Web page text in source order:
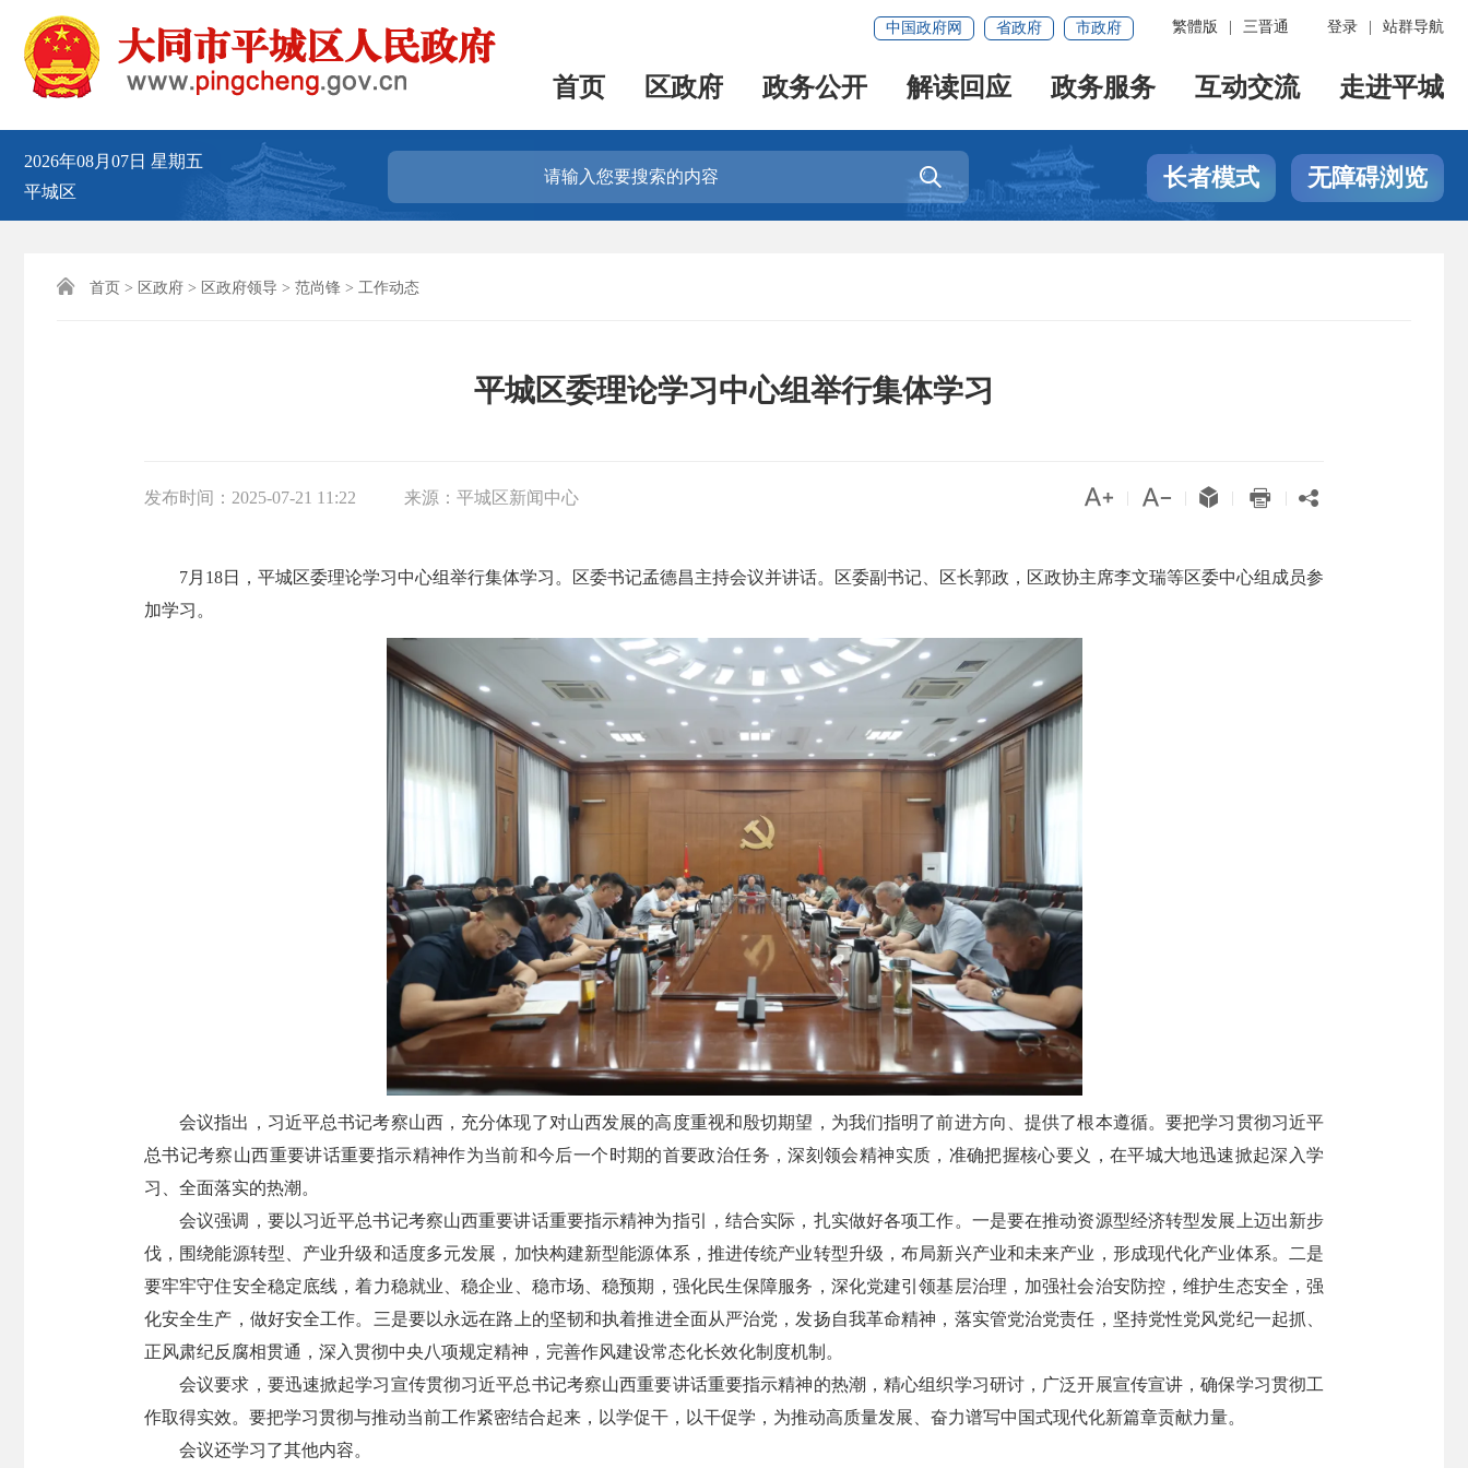
登录 站群导航
繁體版 三晋通
中国政府网 省政府 市政府
首页 区政府 政务公开 解读回应 政务服务 互动交流 走进平城
2026年08月07日 星期五
平城区
 长者模式 无障碍浏览
 首页 > 区政府 > 区政府领导 > 范尚锋 > 工作动态
平城区委理论学习中心组举行集体学习
发布时间： 2025-07-21 11:22 来源： 平城区新闻中心     
7月18日，平城区委理论学习中心组举行集体学习。区委书记孟德昌主持会议并讲话。区委副书记、区长郭政，区政协主席李文瑞等区委中心组成员参
加学习。
会议指出，习近平总书记考察山西，充分体现了对山西发展的高度重视和殷切期望，为我们指明了前进方向、提供了根本遵循。要把学习贯彻习近平
总书记考察山西重要讲话重要指示精神作为当前和今后一个时期的首要政治任务，深刻领会精神实质，准确把握核心要义，在平城大地迅速掀起深入学
习、全面落实的热潮。
会议强调，要以习近平总书记考察山西重要讲话重要指示精神为指引，结合实际，扎实做好各项工作。一是要在推动资源型经济转型发展上迈出新步
伐，围绕能源转型、产业升级和适度多元发展，加快构建新型能源体系，推进传统产业转型升级，布局新兴产业和未来产业，形成现代化产业体系。二是
要牢牢守住安全稳定底线，着力稳就业、稳企业、稳市场、稳预期，强化民生保障服务，深化党建引领基层治理，加强社会治安防控，维护生态安全，强
化安全生产，做好安全工作。三是要以永远在路上的坚韧和执着推进全面从严治党，发扬自我革命精神，落实管党治党责任，坚持党性党风党纪一起抓、
正风肃纪反腐相贯通，深入贯彻中央八项规定精神，完善作风建设常态化长效化制度机制。
会议要求，要迅速掀起学习宣传贯彻习近平总书记考察山西重要讲话重要指示精神的热潮，精心组织学习研讨，广泛开展宣传宣讲，确保学习贯彻工
作取得实效。要把学习贯彻与推动当前工作紧密结合起来，以学促干，以干促学，为推动高质量发展、奋力谱写中国式现代化新篇章贡献力量。
会议还学习了其他内容。